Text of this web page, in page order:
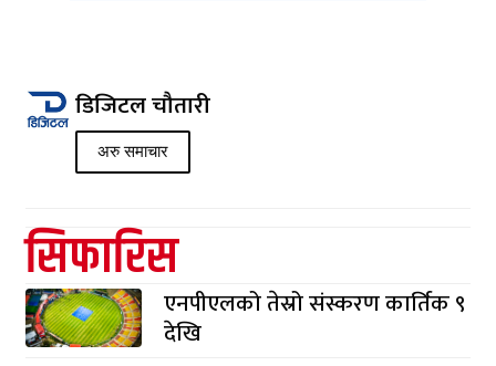
डिजिटल चौतारी
अरु समाचार
सिफारिस
एनपीएलको तेस्रो संस्करण कार्तिक ९
देखि